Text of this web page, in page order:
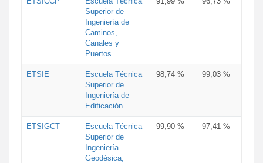
Superior de
Ingeniería de
Caminos,
Canales y
Puertos
ETSIE
Escuela Técnica
Superior de
Ingeniería de
Edificación
98,74 % 99,03 %
ETSIGCT
Escuela Técnica
Superior de
Ingeniería
Geodésica,
99,90 % 97,41 %